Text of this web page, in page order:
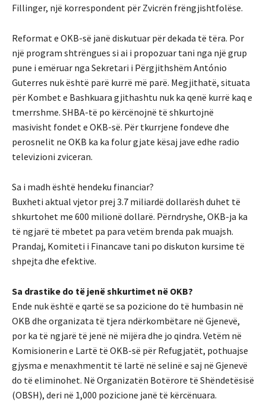
Fillinger, një korrespondent për Zvicrën frëngjishtfolëse.
Reformat e OKB-së janë diskutuar për dekada të tëra. Por
një program shtrëngues si ai i propozuar tani nga një grup
pune i emëruar nga Sekretari i Përgjithshëm António
Guterres nuk është parë kurrë më parë. Megjithatë, situata
për Kombet e Bashkuara gjithashtu nuk ka qenë kurrë kaq e
tmerrshme. SHBA-të po kërcënojnë të shkurtojnë
masivisht fondet e OKB-së. Për tkurrjene fondeve dhe
perosnelit ne OKB ka ka folur gjate kësaj jave edhe radio
televizioni zviceran.
Sa i madh është hendeku financiar?
Buxheti aktual vjetor prej 3.7 miliardë dollarësh duhet të
shkurtohet me 600 milionë dollarë. Përndryshe, OKB-ja ka
të ngjarë të mbetet pa para vetëm brenda pak muajsh.
Prandaj, Komiteti i Financave tani po diskuton kursime të
shpejta dhe efektive.
Sa drastike do të jenë shkurtimet në OKB?
Ende nuk është e qartë se sa pozicione do të humbasin në
OKB dhe organizata të tjera ndërkombëtare në Gjenevë,
por ka të ngjarë të jenë në mijëra dhe jo qindra. Vetëm në
Komisionerin e Lartë të OKB-së për Refugjatët, pothuajse
gjysma e menaxhmentit të lartë në selinë e saj në Gjenevë
do të eliminohet. Në Organizatën Botërore të Shëndetësisë
(OBSH), deri në 1,000 pozicione janë të kërcënuara.